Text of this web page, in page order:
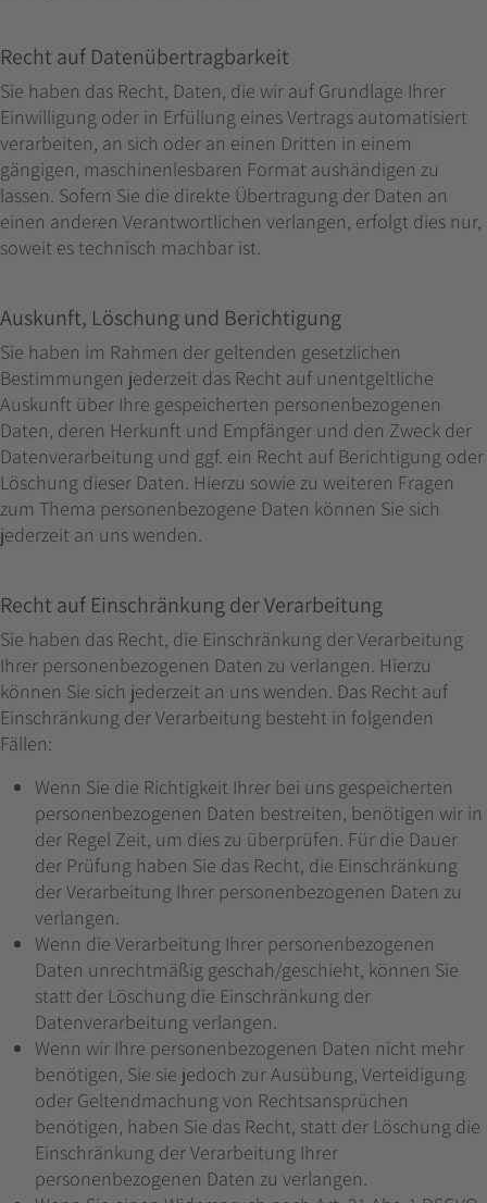
Recht auf Daten­übertrag­barkeit
Sie haben das Recht, Daten, die wir auf Grundlage Ihrer
Einwilligung oder in Erfüllung eines Vertrags automatisiert
verarbeiten, an sich oder an einen Dritten in einem
gängigen, maschinenlesbaren Format aushändigen zu
lassen. Sofern Sie die direkte Übertragung der Daten an
einen anderen Verantwortlichen verlangen, erfolgt dies nur,
soweit es technisch machbar ist.
Auskunft, Löschung und Berichtigung
Sie haben im Rahmen der geltenden gesetzlichen
Bestimmungen jederzeit das Recht auf unentgeltliche
Auskunft über Ihre gespeicherten personenbezogenen
Daten, deren Herkunft und Empfänger und den Zweck der
Datenverarbeitung und ggf. ein Recht auf Berichtigung oder
Löschung dieser Daten. Hierzu sowie zu weiteren Fragen
zum Thema personenbezogene Daten können Sie sich
jederzeit an uns wenden.
Recht auf Einschränkung der Verarbeitung
Sie haben das Recht, die Einschränkung der Verarbeitung
Ihrer personenbezogenen Daten zu verlangen. Hierzu
können Sie sich jederzeit an uns wenden. Das Recht auf
Einschränkung der Verarbeitung besteht in folgenden
Fällen:
Wenn Sie die Richtigkeit Ihrer bei uns gespeicherten
personenbezogenen Daten bestreiten, benötigen wir in
der Regel Zeit, um dies zu überprüfen. Für die Dauer
der Prüfung haben Sie das Recht, die Einschränkung
der Verarbeitung Ihrer personenbezogenen Daten zu
verlangen.
Wenn die Verarbeitung Ihrer personenbezogenen
Daten unrechtmäßig geschah/geschieht, können Sie
statt der Löschung die Einschränkung der
Datenverarbeitung verlangen.
Wenn wir Ihre personenbezogenen Daten nicht mehr
benötigen, Sie sie jedoch zur Ausübung, Verteidigung
oder Geltendmachung von Rechtsansprüchen
benötigen, haben Sie das Recht, statt der Löschung die
Einschränkung der Verarbeitung Ihrer
personenbezogenen Daten zu verlangen.